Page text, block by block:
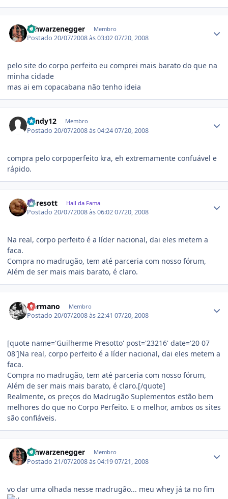
Schwarzenegger Membro
Postado20/07/2008 às 03:0207/20, 2008
pelo site do corpo perfeito eu comprei mais barato do que na
minha cidade
mas ai em copacabana não tenho ideia
xandy12 Membro
Postado20/07/2008 às 04:2407/20, 2008
compra pelo corpoperfeito kra, eh extremamente confuável e
rápido.
gpresott Hall da Fama
Postado20/07/2008 às 06:0207/20, 2008
Na real, corpo perfeito é a líder nacional, dai eles metem a
faca.
Compra no madrugão, tem até parceria com nosso fórum,
Além de ser mais mais barato, é claro.
Hermano Membro
Postado20/07/2008 às 22:4107/20, 2008
[quote name='Guilherme Presotto' post='23216' date='20 07
08']Na real, corpo perfeito é a líder nacional, dai eles metem a
faca.
Compra no madrugão, tem até parceria com nosso fórum,
Além de ser mais mais barato, é claro.[/quote]
Realmente, os preços do Madrugão Suplementos estão bem
melhores do que no Corpo Perfeito. E o melhor, ambos os sites
são confiáveis.
Schwarzenegger Membro
Postado21/07/2008 às 04:1907/21, 2008
vo dar uma olhada nesse madrugão... meu whey já ta no fim